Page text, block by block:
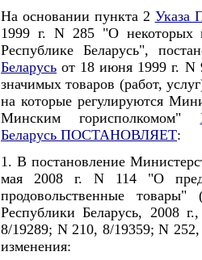
На основании пункта 2 Указа
1999 г. N 285 "О некоторых
Республике Беларусь",
Беларусь от 18 июня 1999 г. N
значимых товаров (работ,
на которые регулируются
Минским горисполкомом"
Беларусь ПОСТАНОВЛЯЕТ:
1. В постановление
мая 2008 г. N 114 "О
продовольственные
Республики Беларусь, 2008
8/19289; N 210, 8/19359; N
изменения: